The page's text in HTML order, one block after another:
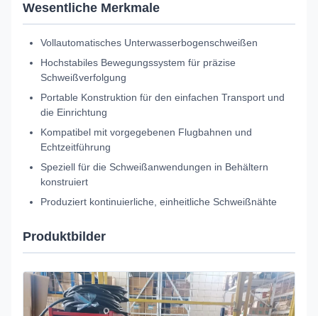
Wesentliche Merkmale
Vollautomatisches Unterwasserbogenschweißen
Hochstabiles Bewegungssystem für präzise
Schweißverfolgung
Portable Konstruktion für den einfachen Transport und
die Einrichtung
Kompatibel mit vorgegebenen Flugbahnen und
Echtzeitführung
Speziell für die Schweißanwendungen in Behältern
konstruiert
Produziert kontinuierliche, einheitliche Schweißnähte
Produktbilder